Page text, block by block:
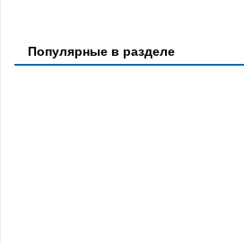
Популярные в разделе